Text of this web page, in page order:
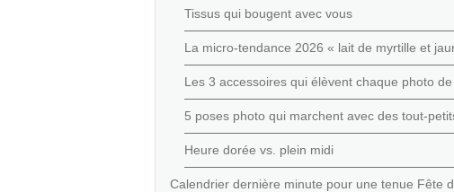
Tissus qui bougent avec vous
La micro-tendance 2026 « lait de myrtille et
Les 3 accessoires qui élèvent chaque photo
5 poses photo qui marchent avec des tout-
Heure dorée vs. plein midi
Calendrier dernière minute pour une tenue Fête